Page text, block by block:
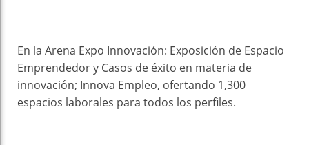
En la Arena Expo Innovación: Exposición de Espacio
Emprendedor y Casos de éxito en materia de
innovación; Innova Empleo, ofertando 1,300
espacios laborales para todos los perfiles.